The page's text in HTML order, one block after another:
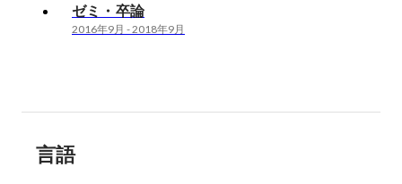
ゼミ・卒論
2016年9月 -2018年9月
言語